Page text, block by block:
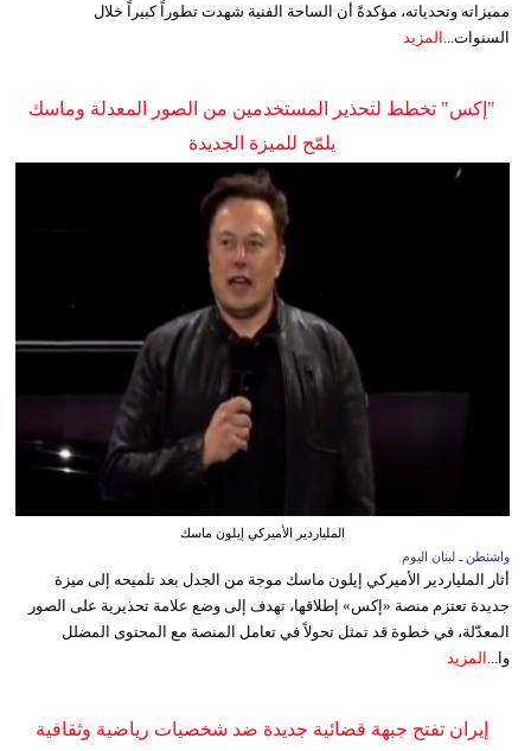
مميزاته وتحدياته، مؤكدةً أن الساحة الفنية شهدت تطوراً كبيراً خلال
السنوات...
المزيد
"إكس" تخطط لتحذير المستخدمين من الصور المعدلة وماسك
يلمّح للميزة الجديدة
الملياردير الأميركي إيلون ماسك
واشنطن ـ لبنان اليوم
أثار الملياردير الأميركي إيلون ماسك موجة من الجدل بعد تلميحه إلى ميزة
جديدة تعتزم منصة «إكس» إطلاقها، تهدف إلى وضع علامة تحذيرية على الصور
المعدّلة، في خطوة قد تمثل تحولاً في تعامل المنصة مع المحتوى المضلل
وا... المزيد
إيران تفتح جبهة قضائية جديدة ضد شخصيات رياضية وثقافية